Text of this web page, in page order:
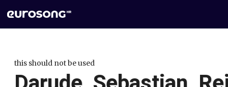
this should not be used